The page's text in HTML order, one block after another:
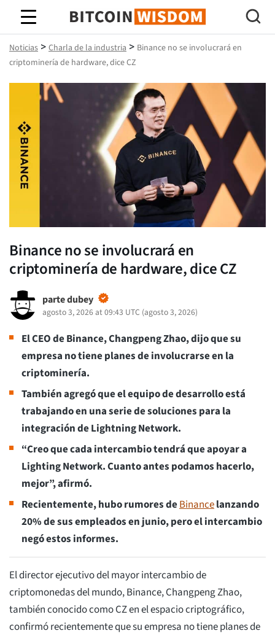
Sabiduría de Bitcoin
Noticias > Charla de la industria > Binance no se involucrará en
criptominería de hardware, dice CZ
Binance no se involucrará en
criptominería de hardware, dice CZ
parte dubey
agosto 3, 2026 at 09:43 UTC (agosto 3, 2026)
El CEO de Binance, Changpeng Zhao, dijo que su
empresa no tiene planes de involucrarse en la
criptominería.
También agregó que el equipo de desarrollo está
trabajando en una serie de soluciones para la
integración de Lightning Network.
“Creo que cada intercambio tendrá que apoyar a
Lighting Network. Cuanto antes podamos hacerlo,
mejor”, afirmó.
Recientemente, hubo rumores deBinancelanzando
20% de sus empleados en junio, pero el intercambio
negó estos informes.
El director ejecutivo del mayor intercambio de
criptomonedas del mundo, Binance, Changpeng Zhao,
también conocido como CZ en el espacio criptográfico,
confirmó recientemente que su empresa no tiene planes de